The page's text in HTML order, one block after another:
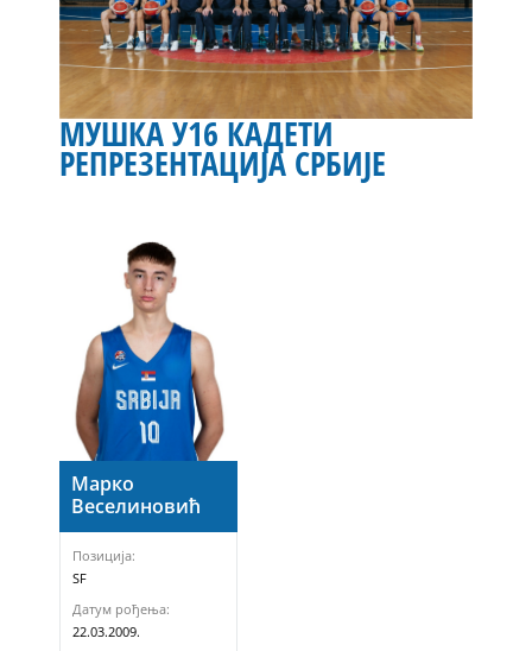
МУШКА У16 КАДЕТИ
РЕПРЕЗЕНТАЦИЈА СРБИЈЕ
Марко
Веселиновић
Позиција:
SF
Датум рођења:
22.03.2009.